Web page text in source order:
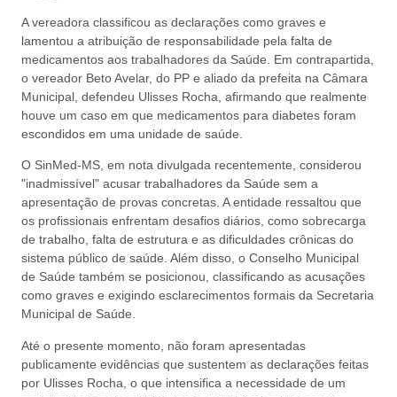
A vereadora classificou as declarações como graves e
lamentou a atribuição de responsabilidade pela falta de
medicamentos aos trabalhadores da Saúde. Em contrapartida,
o vereador Beto Avelar, do PP e aliado da prefeita na Câmara
Municipal, defendeu Ulisses Rocha, afirmando que realmente
houve um caso em que medicamentos para diabetes foram
escondidos em uma unidade de saúde.
O SinMed-MS, em nota divulgada recentemente, considerou
"inadmissível" acusar trabalhadores da Saúde sem a
apresentação de provas concretas. A entidade ressaltou que
os profissionais enfrentam desafios diários, como sobrecarga
de trabalho, falta de estrutura e as dificuldades crônicas do
sistema público de saúde. Além disso, o Conselho Municipal
de Saúde também se posicionou, classificando as acusações
como graves e exigindo esclarecimentos formais da Secretaria
Municipal de Saúde.
Até o presente momento, não foram apresentadas
publicamente evidências que sustentem as declarações feitas
por Ulisses Rocha, o que intensifica a necessidade de um